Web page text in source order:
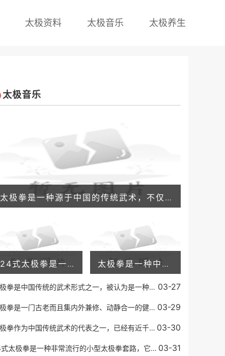
太极资料 太极音乐 太极养生
太极音乐
太极拳是一种源于中国的传统武术，不仅有着悠久的历史和文化积淀，更是一种能够带来全身性健康益处的养生运动。下面，我们一起来了解太极拳的养生特点有哪些。 练太极拳能够促
24式太极拳是一种非常流行的小型太极拳套路，它由国家体育总局制定，并于1956年正式发布。太极拳以其温和、柔和的动作和呼吸技巧而闻名，同时也是一种有氧运动，可以锻炼身体、 太极拳是一种中国传统的拳术，是一种以身法、气功、拳法为基础的武术，太极拳功能作用非常多，可以帮助人们改善身体和心理健康，同时还可以提高人的内功和自我保护能力。太极
太极拳是中国传统的武术形式之一，被认为是一种能促进身体健康、平衡心态和提高运动水平的毫无副作用的运动方式。太极拳通过呼吸、保持身体平衡和缓慢而准确的动作，帮助人们 03-27
太极拳是一门古老而且集内外兼修、动静合一的健身武术。它起源于中国的武术文化，并且在数千年的时间里被不断发扬光大。太极拳朴素而又娴熟的动作，让每个参与者都能够感受到 03-29
太极拳作为中国传统武术的代表之一，已经有近千年的历史。其中四大基本功是太极拳中最为基础、也最为重要的部分。对于每一位太极拳爱好者来说，理解和掌握四大基本功应该是最 03-30
24式太极拳是一种非常流行的小型太极拳套路，它由国家体育总局制定，并于1956年正式发布。太极拳以其温和、柔和的动作和呼吸技巧而闻名，同时也是一种有氧运动，可以锻炼身体、 03-31